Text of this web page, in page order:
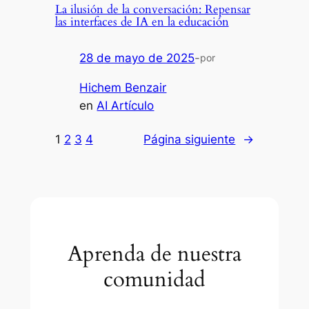
La ilusión de la conversación: Repensar
las interfaces de IA en la educación
28 de mayo de 2025-por
Hichem Benzair
enAI Artículo
1 2 3 4 Página siguiente →
Aprenda de nuestra
comunidad